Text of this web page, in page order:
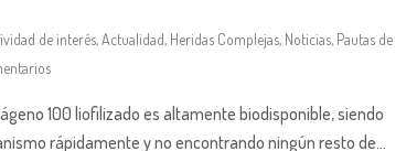
de interés,Actualidad, Heridas Complejas, Noticias, Pautas de
100 liofilizado es altamente biodisponible, siendo
rápidamente y no encontrando ningún resto de…